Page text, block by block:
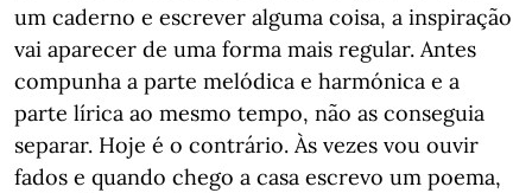
um caderno e escrever alguma coisa, a inspiração
vai aparecer de uma forma mais regular. Antes
compunha a parte melódica e harmónica e a
parte lírica ao mesmo tempo, não as conseguia
separar. Hoje é o contrário. Às vezes vou ouvir
fados e quando chego a casa escrevo um poema,